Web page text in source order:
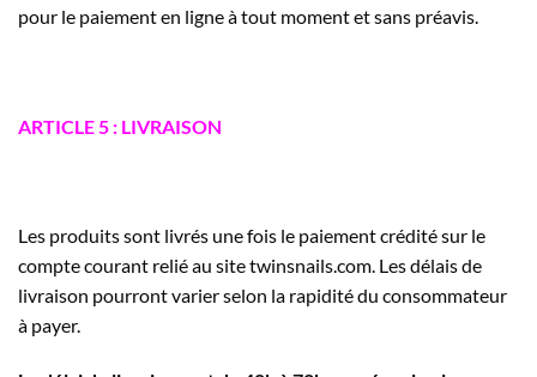
pour le paiement en ligne à tout moment et sans préavis.
ARTICLE 5 : LIVRAISON
Les produits sont livrés une fois le paiement crédité sur le
compte courant relié au site twinsnails.com. Les délais de
livraison pourront varier selon la rapidité du consommateur
à payer.